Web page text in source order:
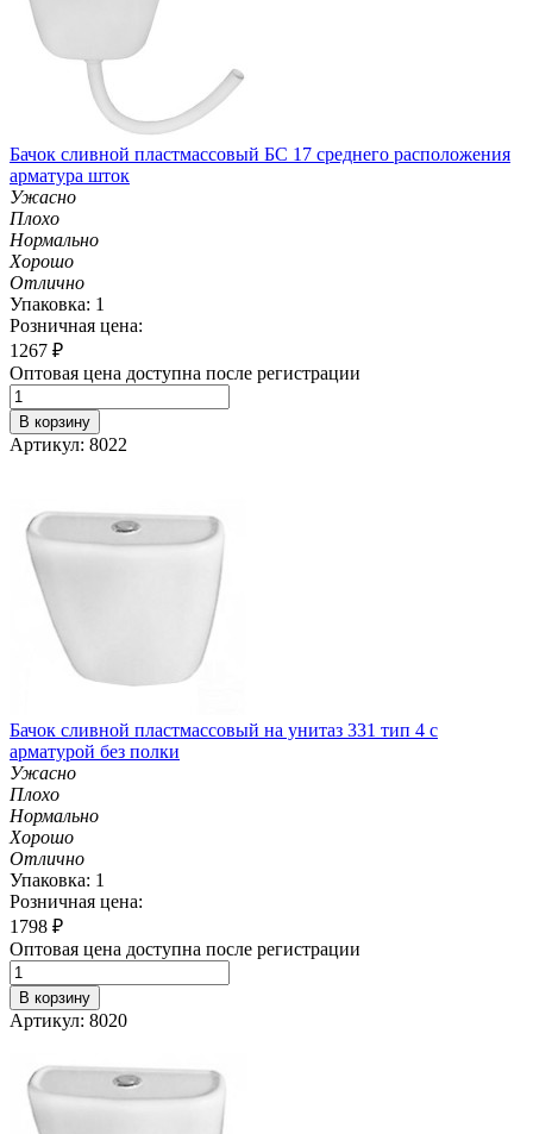
Бачок сливной пластмассовый БС 17 среднего расположения
арматура шток
Ужасно
Плохо
Нормально
Хорошо
Отлично
Упаковка: 1
Розничная цена:
1267 ₽
Оптовая цена доступна после регистрации
В корзину
Артикул: 8022
Бачок сливной пластмассовый на унитаз 331 тип 4 с
арматурой без полки
Ужасно
Плохо
Нормально
Хорошо
Отлично
Упаковка: 1
Розничная цена:
1798 ₽
Оптовая цена доступна после регистрации
В корзину
Артикул: 8020